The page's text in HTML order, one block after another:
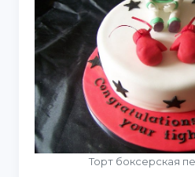
Торт боксерская